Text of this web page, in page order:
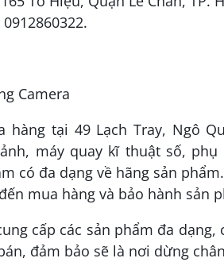
Camera
hàng tại 49 Lạch Tray, Ngô
máy quay kĩ thuật số,
có đa dạng về hãng sản
mua hàng và bảo hành sản
cấp các sản phẩm đa
đảm bảo sẽ là nơi dừng